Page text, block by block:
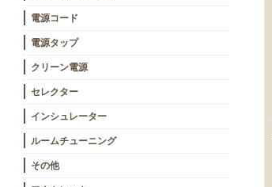
電源コード
電源タップ
クリーン電源
セレクター
インシュレーター
ルームチューニング
その他